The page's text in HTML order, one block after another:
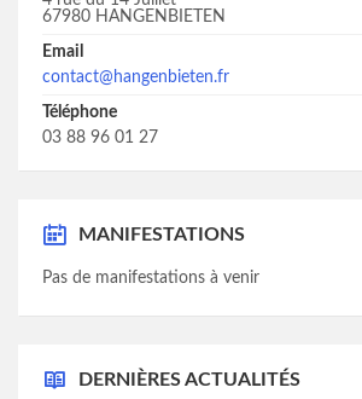
67980 HANGENBIETEN
Email
contact@hangenbieten.fr
Téléphone
03 88 96 01 27
MANIFESTATIONS
Pas de manifestations à venir
DERNIÈRES ACTUALITÉS